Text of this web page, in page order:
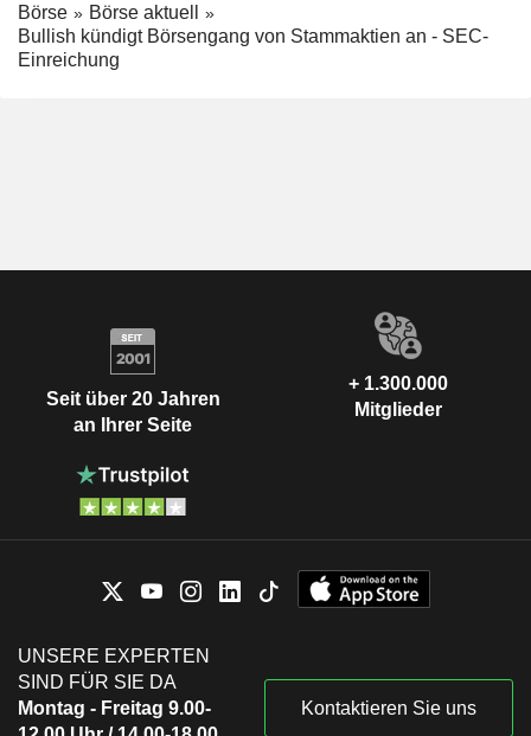
Börse
Börse aktuell
Bullish kündigt Börsengang von Stammaktien an - SEC-
Einreichung
Seit über 20 Jahren
an Ihrer Seite
+ 1.300.000
Mitglieder
UNSERE EXPERTEN
SIND FÜR SIE DA
Montag - Freitag 9.00-
Kontaktieren Sie uns